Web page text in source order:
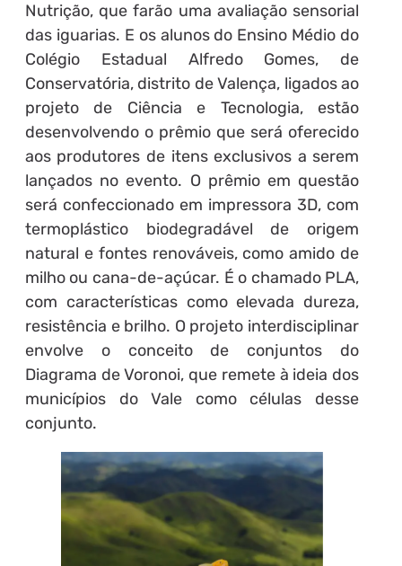
Nutrição, que farão uma avaliação sensorial
das iguarias. E os alunos do Ensino Médio do
Colégio Estadual Alfredo Gomes, de
Conservatória, distrito de Valença, ligados ao
projeto de Ciência e Tecnologia, estão
desenvolvendo o prêmio que será oferecido
aos produtores de itens exclusivos a serem
lançados no evento. O prêmio em questão
será confeccionado em impressora 3D, com
termoplástico biodegradável de origem
natural e fontes renováveis, como amido de
milho ou cana-de-açúcar. É o chamado PLA,
com características como elevada dureza,
resistência e brilho. O projeto interdisciplinar
envolve o conceito de conjuntos do
Diagrama de Voronoi, que remete à ideia dos
municípios do Vale como células desse
conjunto.